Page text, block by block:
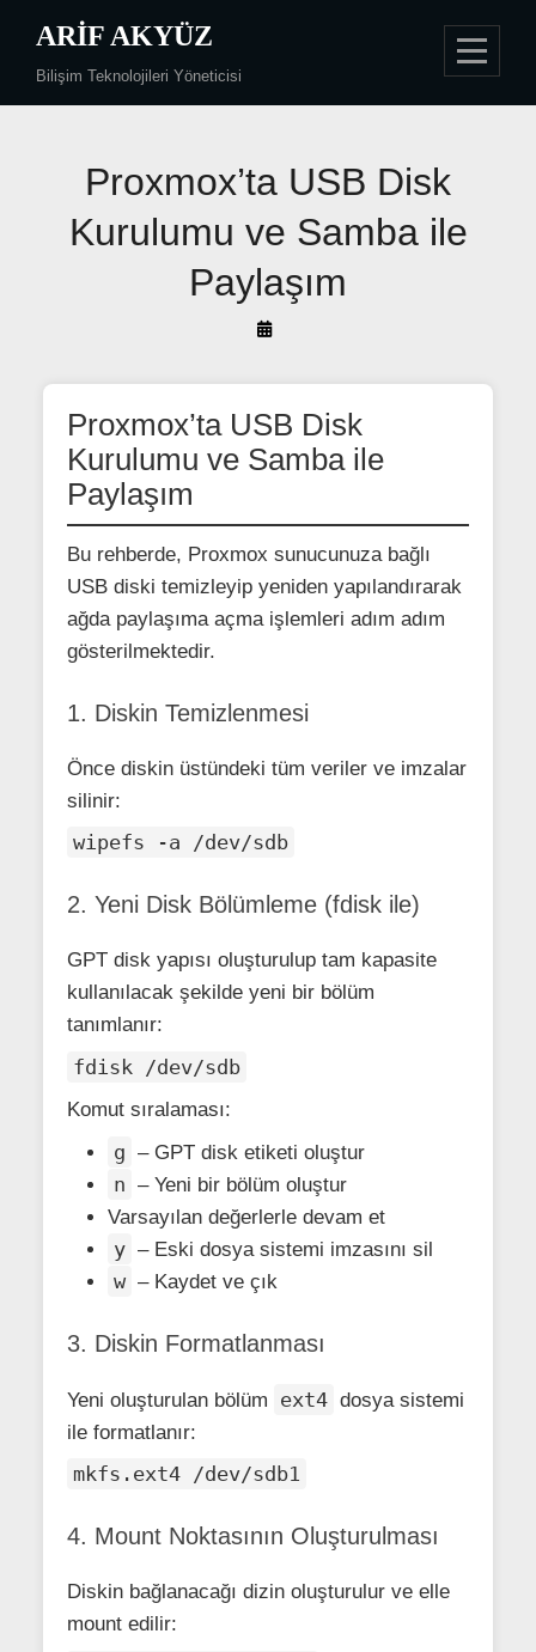
content
ARIF AKYÜZ
Bilişim Teknolojileri Yöneticisi
Proxmox’ta USB Disk
Kurulumu ve Samba ile
Paylaşım
By
Akyüz
Proxmox’ta USB Disk
Kurulumu ve Samba ile
Paylaşım
Bu rehberde, Proxmox sunucunuza bağlı
USB diski temizleyip yeniden yapılandırarak
ağda paylaşıma açma işlemleri adım adım
gösterilmektedir.
1. Diskin Temizlenmesi
Önce diskin üstündeki tüm veriler ve imzalar
silinir:
wipefs -a /dev/sdb
2. Yeni Disk Bölümleme (fdisk ile)
GPT disk yapısı oluşturulup tam kapasite
kullanılacak şekilde yeni bir bölüm
tanımlanır:
fdisk /dev/sdb
Komut sıralaması:
g – GPT disk etiketi oluştur
n – Yeni bir bölüm oluştur
Varsayılan değerlerle devam et
y – Eski dosya sistemi imzasını sil
w – Kaydet ve çık
3. Diskin Formatlanması
Yeni oluşturulan bölüm ext4 dosya sistemi
ile formatlanır:
mkfs.ext4 /dev/sdb1
4. Mount Noktasının Oluşturulması
Diskin bağlanacağı dizin oluşturulur ve elle
mount edilir:
Yazı